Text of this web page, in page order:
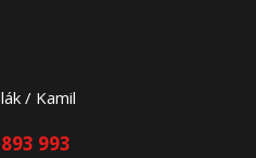
/ Kamil
993